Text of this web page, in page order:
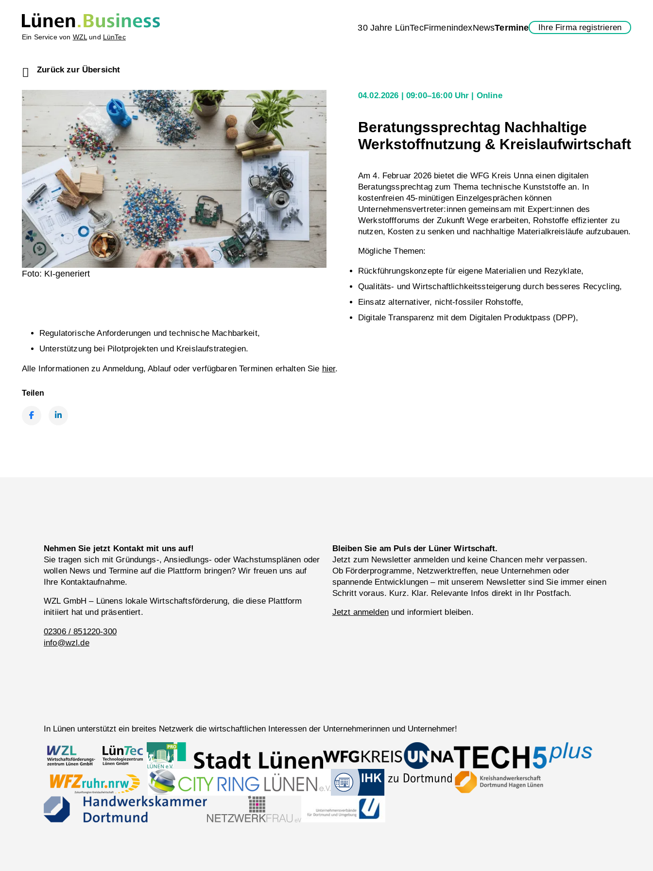
Ein Service von WZL und LünTec
30 Jahre LünTecFirmenindexNewsTermine Ihre Firma registrieren
Zurück zur Übersicht
Foto: KI-generiert
04.02.2026 09:00–16:00 Uhr Online
Beratungssprechtag Nachhaltige
Werkstoffnutzung & Kreislaufwirtschaft
Am 4. Februar 2026 bietet die WFG Kreis Unna einen digitalen
Beratungssprechtag zum Thema technische Kunststoffe an. In
kostenfreien 45-minütigen Einzelgesprächen können
Unternehmensvertreter:innen gemeinsam mit Expert:innen des
Werkstoffforums der Zukunft Wege erarbeiten, Rohstoffe effizienter zu
nutzen, Kosten zu senken und nachhaltige Materialkreisläufe aufzubauen.
Mögliche Themen:
Rückführungskonzepte für eigene Materialien und Rezyklate,
Qualitäts- und Wirtschaftlichkeitssteigerung durch besseres Recycling,
Einsatz alternativer, nicht-fossiler Rohstoffe,
Digitale Transparenz mit dem Digitalen Produktpass (DPP),
Regulatorische Anforderungen und technische Machbarkeit,
Unterstützung bei Pilotprojekten und Kreislaufstrategien.
Alle Informationen zu Anmeldung, Ablauf oder verfügbaren Terminen erhalten Sie hier.
Teilen
Nehmen Sie jetzt Kontakt mit uns auf!
Sie tragen sich mit Gründungs-, Ansiedlungs- oder Wachstumsplänen oder
wollen News und Termine auf die Plattform bringen? Wir freuen uns auf
Ihre Kontaktaufnahme.
WZL GmbH – Lünens lokale Wirtschaftsförderung, die diese Plattform
initiiert hat und präsentiert.
02306 / 851220-300
info@wzl.de
Bleiben Sie am Puls der Lüner Wirtschaft.
Jetzt zum Newsletter anmelden und keine Chancen mehr verpassen.
Ob Förderprogramme, Netzwerktreffen, neue Unternehmen oder
spannende Entwicklungen – mit unserem Newsletter sind Sie immer einen
Schritt voraus. Kurz. Klar. Relevante Infos direkt in Ihr Postfach.
Jetzt anmeldenund informiert bleiben.
In Lünen unterstützt ein breites Netzwerk die wirtschaftlichen Interessen der Unternehmerinnen und Unternehmer!